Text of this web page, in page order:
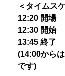
＜タイムス
12:20 開場
12:30 開始
13:45 終了
(14:00から
です)